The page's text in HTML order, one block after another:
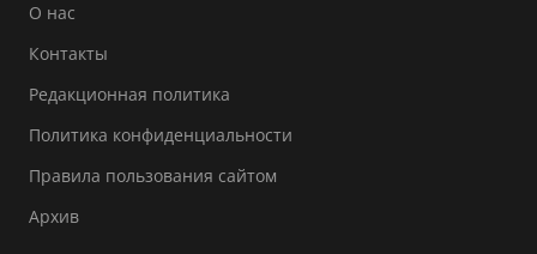
О нас
Контакты
Редакционная политика
Политика конфиденциальности
Правила пользования сайтом
Архив